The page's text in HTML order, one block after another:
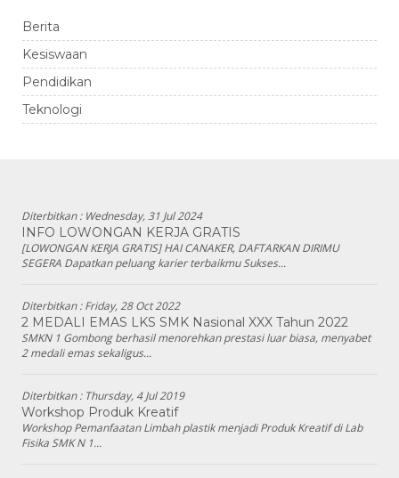
Berita
Kesiswaan
Pendidikan
Teknologi
Diterbitkan : Wednesday, 31 Jul 2024
INFO LOWONGAN KERJA GRATIS
[LOWONGAN KERJA GRATIS] HAI CANAKER, DAFTARKAN DIRIMU
SEGERA Dapatkan peluang karier terbaikmu Sukses...
Diterbitkan :Friday, 28 Oct 2022
2 MEDALI EMAS LKS SMK Nasional XXX Tahun 2022
SMKN 1 Gombong berhasil menorehkan prestasi luar biasa, menyabet
2 medali emas sekaligus...
Diterbitkan : Thursday, 4 Jul 2019
Workshop Produk Kreatif
Workshop Pemanfaatan Limbah plastik menjadi Produk Kreatif di Lab
Fisika SMK N 1...